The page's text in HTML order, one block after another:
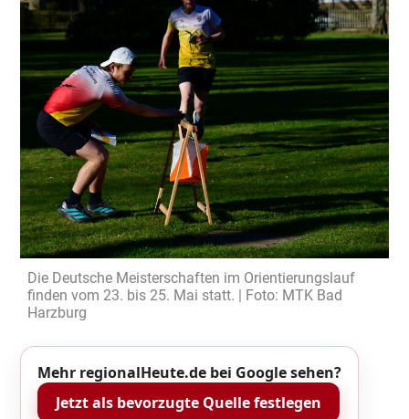
Die Deutsche Meisterschaften im Orientierungslauf
finden vom 23. bis 25. Mai statt. | Foto: MTK Bad
Harzburg
Mehr regionalHeute.de bei Google sehen?
Jetzt als bevorzugte Quelle festlegen